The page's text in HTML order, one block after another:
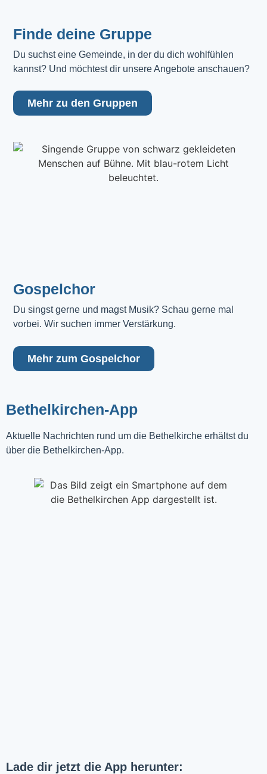
Finde deine Gruppe
Du suchst eine Gemeinde, in der du dich wohlfühlen
kannst? Und möchtest dir unsere Angebote anschauen?
Mehr zu den Gruppen
Gospelchor
Du singst gerne und magst Musik? Schau gerne mal
vorbei. Wir suchen immer Verstärkung.
Mehr zum Gospelchor
Bethelkirchen-App
Aktuelle Nachrichten rund um die Bethelkirche erhältst du
über die Bethelkirchen-App.
Lade dir jetzt die App herunter: